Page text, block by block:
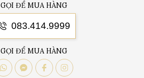
GỌI ĐỂ MUA HÀNG
083.414.9999
GỌI ĐỂ MUA HÀNG